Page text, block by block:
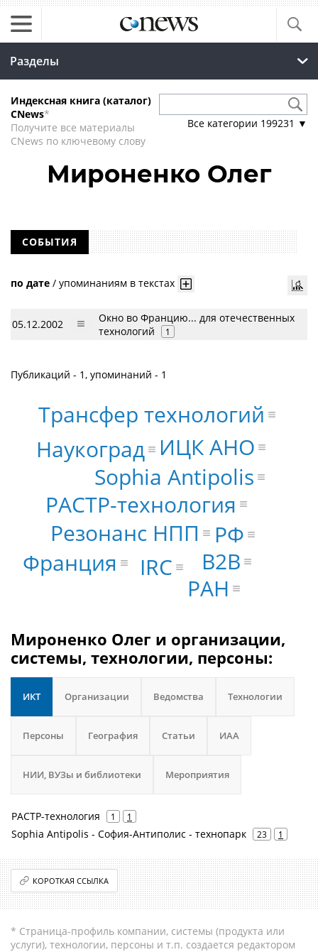
Разделы
Индексная книга (каталог)
CNews*
Получите все материалы
CNews по ключевому слову
Все категории 199231 ▼
Мироненко Олег
СОБЫТИЯ
по дате / упоминаниям в текстах
05.12.2002
Окно во Францию... для отечественных
технологий
1
Публикаций - 1, упоминаний - 1
РАСТР-технология
Sophia Antipolis
Резонанс НПП
ИЦК АНО
Наукоград
Франция IRC
Трансфер технологий
B2B
РФ
РАН
Мироненко Олег и организации,
системы, технологии, персоны:
ИКТ Организации Ведомства Технологии
Персоны География Статьи ИАА
НИИ, ВУЗы и библиотеки Мероприятия
РАСТР-технология 1 1
Sophia Antipolis - София-Антиполис - технопарк 23 1
КОРОТКАЯ ССЫЛКА
* Страница-профиль компании, системы (продукта или
услуги), технологии, персоны и т.п. создается редактором